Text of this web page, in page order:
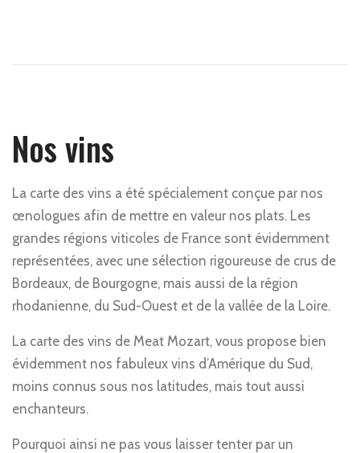
Nos vins
La carte des vins a été spécialement conçue par nos
œnologues afin de mettre en valeur nos plats. Les
grandes régions viticoles de France sont évidemment
représentées, avec une sélection rigoureuse de crus de
Bordeaux, de Bourgogne, mais aussi de la région
rhodanienne, du Sud-Ouest et de la vallée de la Loire.
La carte des vins de Meat Mozart, vous propose bien
évidemment nos fabuleux vins d’Amérique du Sud,
moins connus sous nos latitudes, mais tout aussi
enchanteurs.
Pourquoi ainsi ne pas vous laisser tenter par un